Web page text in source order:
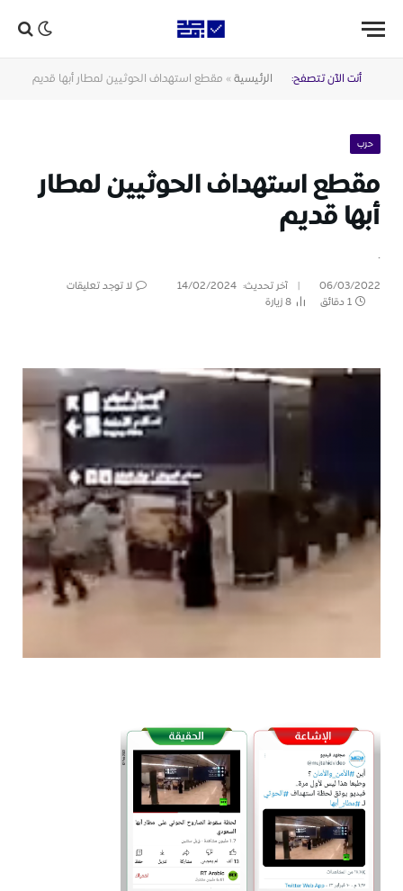
أنت الآن تتصفح: الرئيسية » مقطع استهداف الحوثيين لمطار أبها قديم
حرب
مقطع استهداف الحوثيين لمطار
أبها قديم
.
06/03/2022 آخر تحديث: 14/02/2024
لا توجد تعليقات
1 دقائق
8زيارة